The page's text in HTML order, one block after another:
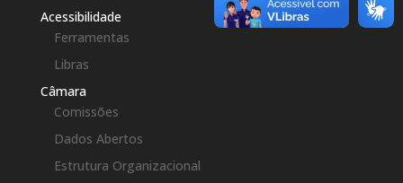
Acessibilidade
Ferramentas
Libras
Câmara
Comissões
Dados Abertos
Estrutura Organizacional